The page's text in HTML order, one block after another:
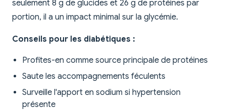
seulement 8 g de glucides et 26 g de protéines par
portion, il a un impact minimal sur la glycémie.
Conseils pour les diabétiques :
Profites-en comme source principale de protéines
Saute les accompagnements féculents
Surveille l'apport en sodium si hypertension
présente